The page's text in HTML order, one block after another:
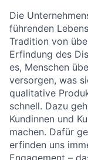
Die
führenden
Tradition von
Erfindung des
es, Menschen
versorgen, was
qualitative
schnell. Dazu
Kundinnen und
machen. Dafür
erfinden uns